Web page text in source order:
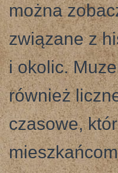
można
związane z
i okolic.
również
czasowe,